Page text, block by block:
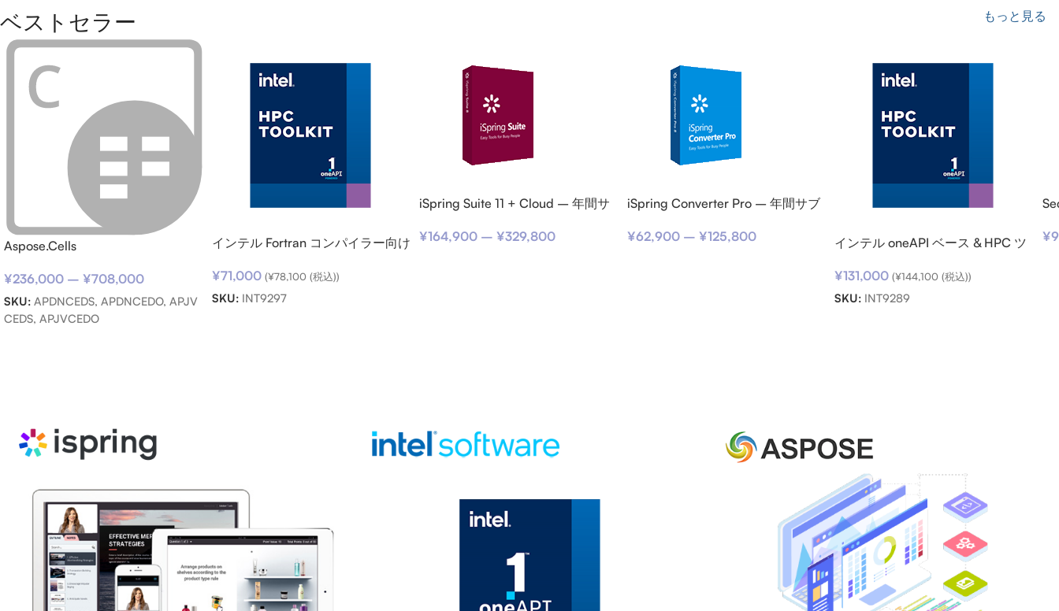
ベストセラー もっと見る
Aspose.Cells
¥236,000 – ¥708,000
SKU: APDNCEDS, APDNCEDO, APJV
CEDS, APJVCEDO
インテル Fortran コンパイラー向け
用)
¥71,000 (¥78,100(税込))
SKU: INT9297
iSpring Suite 11 + Cloud – 年間サ
¥164,900 –¥329,800
iSpring Converter Pro – 年間サブ
¥62,900 – ¥125,800
インテル oneAPI ベース & HPC ツ
(期限内更新用)
¥131,000 (¥144,100 (税込))
SKU: INT9289
¥